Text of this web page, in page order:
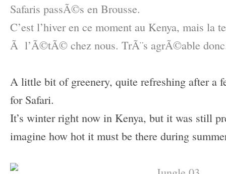
Safaris passÃ©s en Brousse.
C’est l’hiver en ce moment au Kenya, mais la
Ã l’Ã©tÃ© chez nous. TrÃ¨s agrÃ©able
A little bit of greenery, quite refreshing after a
for Safari.
It’s winter right now in Kenya, but it was still
imagine how hot it must be there during